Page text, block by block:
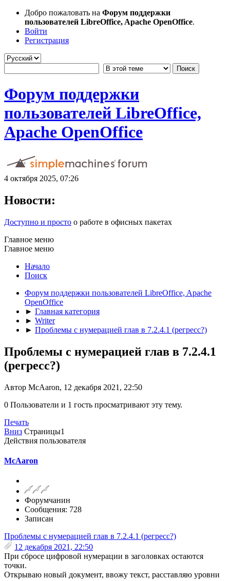
Добро пожаловать на Форум поддержки
пользователей LibreOffice, Apache OpenOffice.
Войти
Регистрация
Форум поддержки
пользователей LibreOffice,
Apache OpenOffice
4 октября 2025, 07:26
Новости:
Доступно и просто о работе в офисных пакетах
Главное меню
Главное меню
Начало
Поиск
Форум поддержки пользователей LibreOffice, Apache
OpenOffice
► Главная категория
► Writer
► Проблемы с нумерацией глав в 7.2.4.1 (регресс?)
Проблемы с нумерацией глав в 7.2.4.1
(регресс?)
Автор McAaron, 12 декабря 2021, 22:50
0 Пользователи и 1 гость просматривают эту тему.
Печать
Вниз Страницы1
Действия пользователя
McAaron
Форумчанин
Сообщения: 728
Записан
Проблемы с нумерацией глав в 7.2.4.1 (регресс?)
12 декабря 2021, 22:50
При сбросе цифровой нумерации в заголовках остаются
точки.
Открываю новый документ, ввожу текст, расставляю уровни